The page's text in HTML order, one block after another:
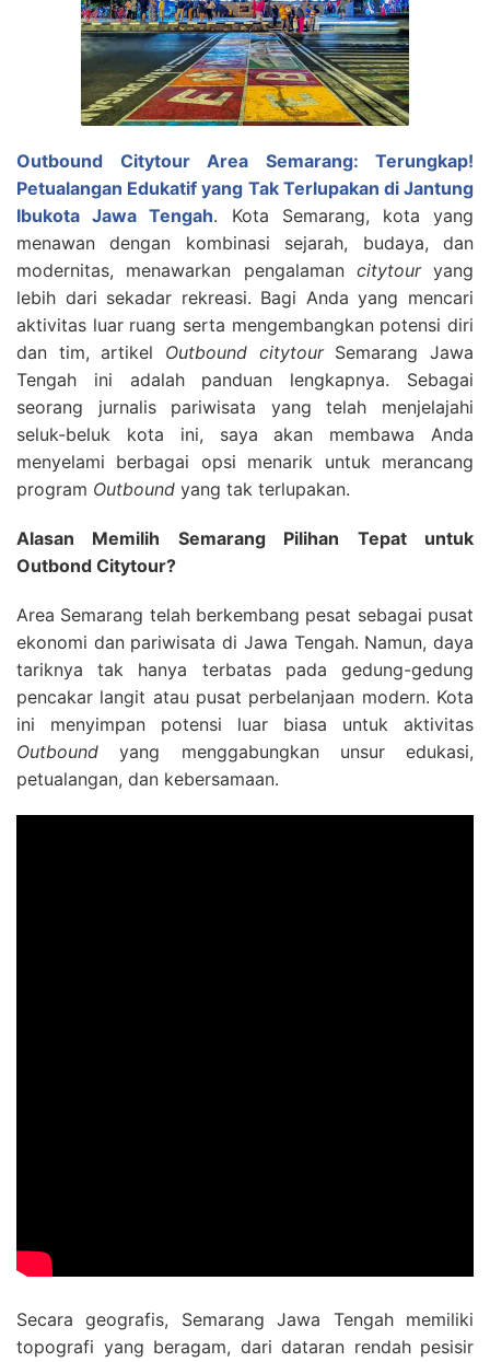
Outbound Citytour Area Semarang: Terungkap!
Petualangan Edukatif yang Tak Terlupakan di Jantung
Ibukota Jawa Tengah. Kota Semarang, kota yang
menawan dengan kombinasi sejarah, budaya, dan
modernitas, menawarkan pengalaman citytouryang
lebih dari sekadar rekreasi. Bagi Anda yang mencari
aktivitas luar ruang serta mengembangkan potensi diri
dan tim, artikel Outbound citytourSemarang Jawa
Tengah ini adalah panduan lengkapnya. Sebagai
seorang jurnalis pariwisata yang telah menjelajahi
seluk-beluk kota ini, saya akan membawa Anda
menyelami berbagai opsi menarik untuk merancang
program Outbound yang tak terlupakan.
Alasan Memilih Semarang Pilihan Tepat untuk
Outbond Citytour?
Area Semarang telah berkembang pesat sebagai pusat
ekonomi dan pariwisata di Jawa Tengah. Namun, daya
tariknya tak hanya terbatas pada gedung-gedung
pencakar langit atau pusat perbelanjaan modern. Kota
ini menyimpan potensi luar biasa untuk aktivitas
Outbound yang menggabungkan unsur edukasi,
petualangan, dan kebersamaan.
Secara geografis, Semarang Jawa Tengah memiliki
topografi yang beragam, dari dataran rendah pesisir